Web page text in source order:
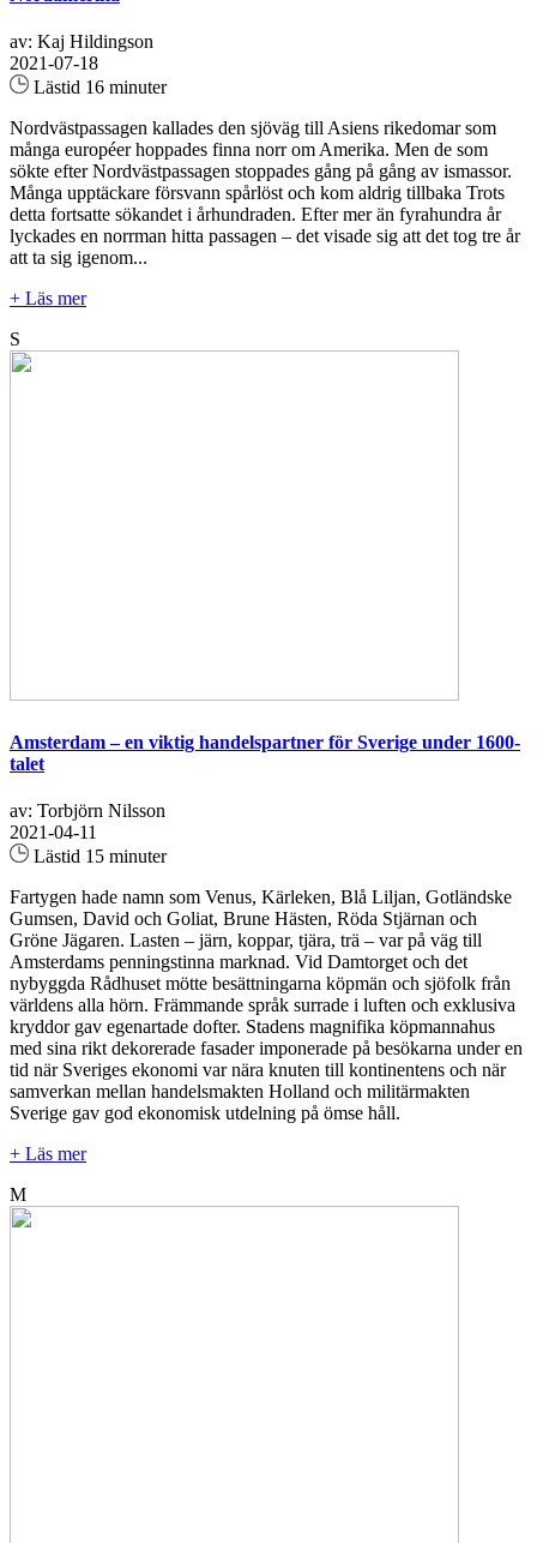
av: Kaj Hildingson
2021-07-18
Lästid 16 minuter
Nordvästpassagen kallades den sjöväg till Asiens rikedomar som
många européer hoppades finna norr om Amerika. Men de som
sökte efter Nordvästpassagen stoppades gång på gång av ismassor.
Många upptäckare försvann spårlöst och kom aldrig tillbaka Trots
detta fortsatte sökandet i århundraden. Efter mer än fyrahundra år
lyckades en norrman hitta passagen – det visade sig att det tog tre år
att ta sig igenom...
+ Läs mer
S
Amsterdam – en viktig handelspartner för Sverige under 1600-
talet
av: Torbjörn Nilsson
2021-04-11
Lästid 15 minuter
Fartygen hade namn som Venus, Kärleken, Blå Liljan, Gotländske
Gumsen, David och Goliat, Brune Hästen, Röda Stjärnan och
Gröne Jägaren. Lasten – järn, koppar, tjära, trä – var på väg till
Amsterdams penningstinna marknad. Vid Damtorget och det
nybyggda Rådhuset mötte besättningarna köpmän och sjöfolk från
världens alla hörn. Främmande språk surrade i luften och exklusiva
kryddor gav egenartade dofter. Stadens magnifika köpmannahus
med sina rikt dekorerade fasader imponerade på besökarna under en
tid när Sveriges ekonomi var nära knuten till kontinentens och när
samverkan mellan handelsmakten Holland och militärmakten
Sverige gav god ekonomisk utdelning på ömse håll.
+ Läs mer
M